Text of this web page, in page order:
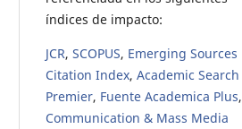
índices de impacto:
JCR, SCOPUS, Emerging Sources
Citation Index, Academic Search
Premier, Fuente Academica Plus,
Communication & Mass Media